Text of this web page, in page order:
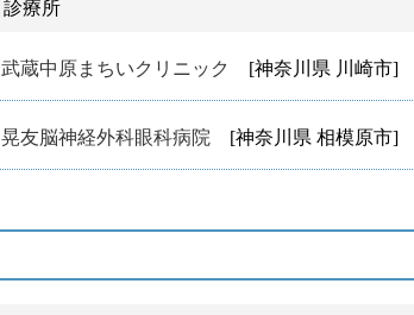
診療所
武蔵中原まちいクリニック [神奈川県 川崎市]
晃友脳神経外科眼科病院 [神奈川県 相模原市]